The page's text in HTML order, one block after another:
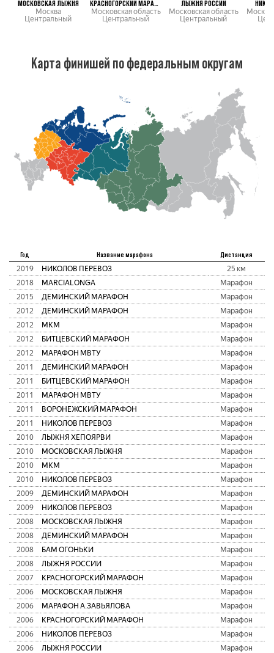
МОСКОВСКАЯ ЛЫЖНЯ
Москва
Центральный
КРАСНОГОРСКИЙ МАРАФОН
Московская область
Центральный
ЛЫЖНЯ РОССИИ
Московская область
Центральный
Карта финишей по федеральным округам
Год Название марафона Дистанция
2019 НИКОЛОВ ПЕРЕВОЗ 25 км
2018
MARCIALONGA Марафон
2015
ДЕМИНСКИЙ МАРАФОН Марафон
2012
ДЕМИНСКИЙ МАРАФОН Марафон
2012
МКМ Марафон
2012
БИТЦЕВСКИЙ МАРАФОН Марафон
2012
МАРАФОН МВТУ Марафон
2011
ДЕМИНСКИЙ МАРАФОН Марафон
2011
БИТЦЕВСКИЙ МАРАФОН Марафон
2011
МАРАФОН МВТУ Марафон
2011
ВОРОНЕЖСКИЙ МАРАФОН Марафон
2011
НИКОЛОВ ПЕРЕВОЗ Марафон
2010
ЛЫЖНЯ ХЕПОЯРВИ Марафон
2010
МОСКОВСКАЯ ЛЫЖНЯ Марафон
2010
МКМ Марафон
2010
НИКОЛОВ ПЕРЕВОЗ Марафон
2009
ДЕМИНСКИЙ МАРАФОН Марафон
2009
НИКОЛОВ ПЕРЕВОЗ Марафон
2008
МОСКОВСКАЯ ЛЫЖНЯ Марафон
2008
ДЕМИНСКИЙ МАРАФОН Марафон
2008
БАМ ОГОНЬКИ Марафон
2008
ЛЫЖНЯ РОССИИ Марафон
2007
КРАСНОГОРСКИЙ МАРАФОН Марафон
2006
МОСКОВСКАЯ ЛЫЖНЯ Марафон
2006
МАРАФОН А.ЗАВЬЯЛОВА Марафон
2006
КРАСНОГОРСКИЙ МАРАФОН Марафон
2006
НИКОЛОВ ПЕРЕВОЗ Марафон
2006
ЛЫЖНЯ РОССИИ Марафон